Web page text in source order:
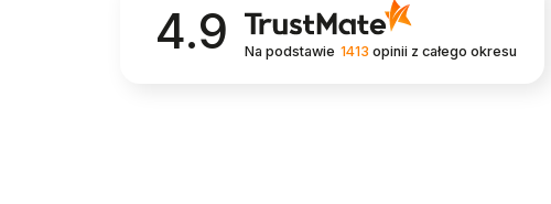
4.9 Na podstawie 1413 opinii z całego okresu